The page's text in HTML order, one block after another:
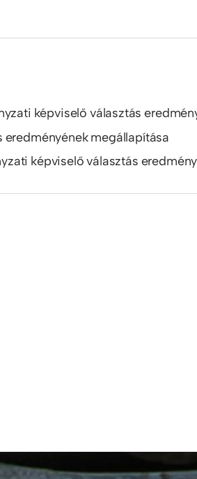
képviselő választás
megállapítása
képviselő választás